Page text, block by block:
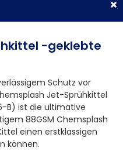
-geklebte
Schutz vor
Jet-Sprühkittel
B) ist die ultimative
88GSM Chemsplash
einen erstklassigen
können.